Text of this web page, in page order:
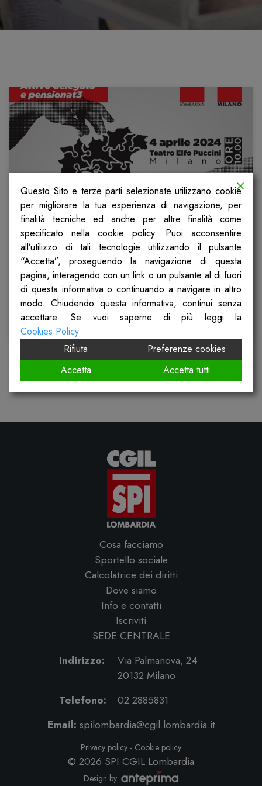
Autonomia differenziata e
presidenzialismo: l’iniziativa a
Milano il 4 aprile
Pubblicato il
3 Aprile 2024
Scopri
Cosa facciamo
Sportello sociale
Calcolatrice dei diritti
Dove siamo
Info e contatti
Iscriviti
SEDE CENTRALE
Indirizzo:
Via Palmanova, 24
20132 Milano
Telefono:
02 2885831
Email: spilombardia@cgil.lombardia.it
Privacy policy - Cookie policy
© 2026 SPI CGIL Lombardia
Design by
Questo Sito e terze parti selezionate utilizzano cookie
per migliorare la tua esperienza di navigazione, per
finalità tecniche ed anche per altre finalità come
specificato nella cookie policy. Puoi acconsentire
all’utilizzo di tali tecnologie utilizzando il pulsante
“Accetta”, proseguendo la navigazione di questa
pagina, interagendo con un link o un pulsante al di fuori
di questa informativa o continuando a navigare in altro
modo. Chiudendo questa informativa, continui senza
accettare. Se vuoi saperne di più leggi la
Cookies Policy
Rifiuta
Preferenze cookies
Accetta
Accetta tutti